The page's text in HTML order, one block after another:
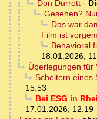
Don Durrett-
Gesehen?
Das war
Film ist
Behavioral
18.01.2026,
Überlegungen für
Scheitern eines
15:53
Bei ESG in
17.01.2026, 12:19